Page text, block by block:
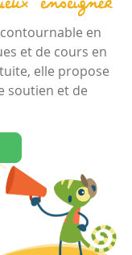
en
et de cours en
elle propose
soutien et de